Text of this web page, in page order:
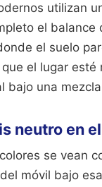
utilizan
el
el suelo
el lugar
bajo una
neutro en
se vean
móvil bajo